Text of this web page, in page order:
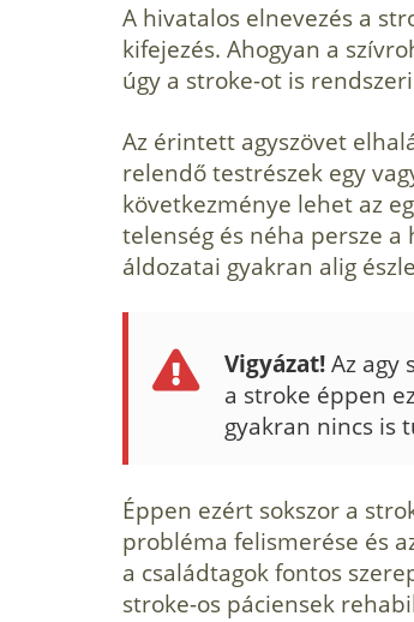
A hivatalos elnevezés a
kifejezés. Ahogyan a
úgy a stroke-ot is
Az érintett agyszövet
relendő testrészek egy
következménye lehet az
telenség és néha persze
áldoza­tai gyakran alig
Vigyázat!Az agy
a stroke éppen
gyakran nincs is
Éppen ezért sokszor a
probléma felismerése és
a családtagok fontos
stroke-os páciensek